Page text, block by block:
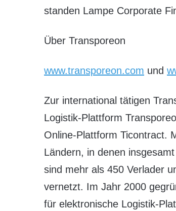
standen Lampe Corporate
Über Transporeon
www.transporeon.com und
Zur international tätigen
Logistik-Plattform
Online-Plattform Ticontract.
Ländern, in denen
sind mehr als 450 Verlader
vernetzt. Im Jahr 2000
für elektronische Logistik-